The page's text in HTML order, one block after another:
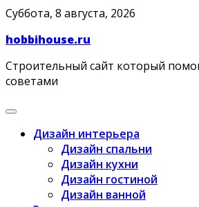
Skip
content
Суббота, 8 августа, 2026
hobbihouse.ru
Строительный сайт который
советами
Дизайн интерьера
Дизайн спальни
Дизайн кухни
Дизайн гостиной
Дизайн ванной